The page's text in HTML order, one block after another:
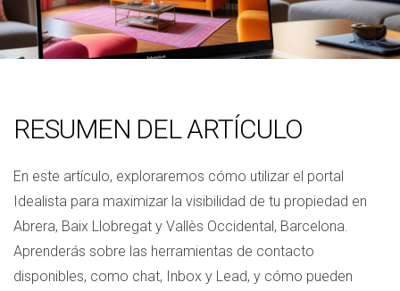
RESUMEN DEL ARTÍCULO
En este artículo, exploraremos cómo utilizar el portal
Idealista para maximizar la visibilidad de tu propiedad en
Abrera, Baix Llobregat y Vallès Occidental, Barcelona.
Aprenderás sobre las herramientas de contacto
disponibles, como chat, Inbox y Lead, y cómo pueden